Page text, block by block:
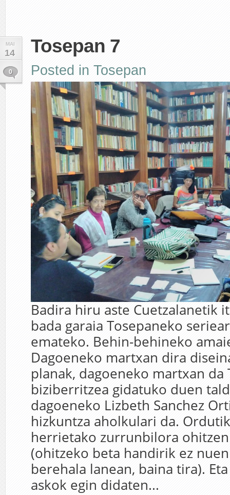
MAI
14
0
Tosepan 7
Posted in Tosepan
Badira hiru aste Cuetzalanetik
bada garaia Tosepaneko
emateko. Behin-behineko
Dagoeneko martxan dira
planak, dagoeneko martxan da
biziberritzea gidatuko duen
dagoeneko Lizbeth Sanchez
hizkuntza aholkulari da.
herrietako zurrunbilora
(ohitzeko beta handirik ez
berehala lanean, baina tira).
askok egin didaten...